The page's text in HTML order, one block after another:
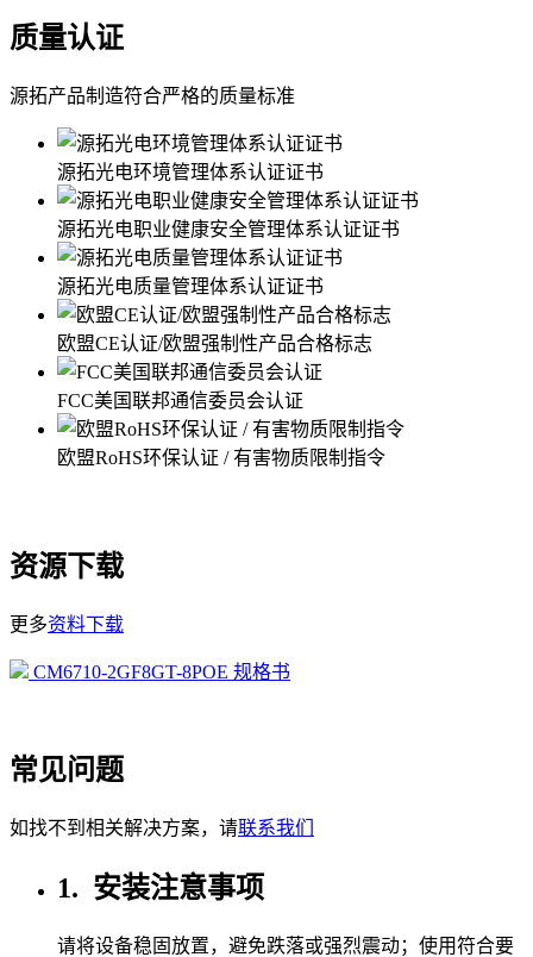
质量认证
源拓产品制造符合严格的质量标准
源拓光电环境管理体系认证证书
源拓光电职业健康安全管理体系认证证书
源拓光电质量管理体系认证证书
欧盟CE认证/欧盟强制性产品合格标志
FCC美国联邦通信委员会认证
欧盟RoHS环保认证 / 有害物质限制指令
资源下载
更多资料下载
CM6710-2GF8GT-8POE 规格书
常见问题
如找不到相关解决方案，请联系我们
1. 安装注意事项
请将设备稳固放置，避免跌落或强烈震动；使用符合要